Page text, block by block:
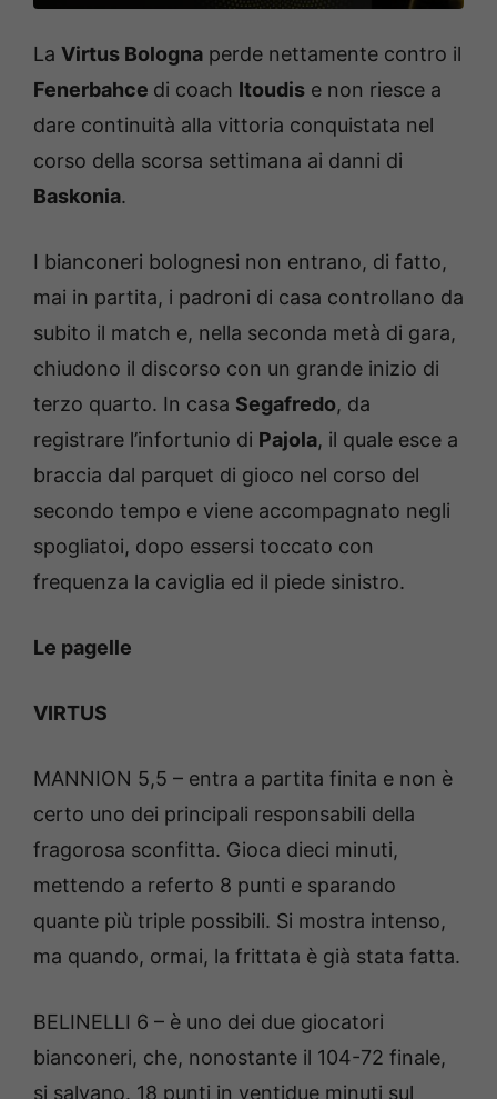
La Virtus Bologna perde nettamente contro il
Fenerbahce di coach Itoudis e non riesce a
dare continuità alla vittoria conquistata nel
corso della scorsa settimana ai danni di
Baskonia.
I bianconeri bolognesi non entrano, di fatto,
mai in partita, i padroni di casa controllano da
subito il match e, nella seconda metà di gara,
chiudono il discorso con un grande inizio di
terzo quarto. In casa Segafredo, da
registrare l’infortunio di Pajola, il quale esce a
braccia dal parquet di gioco nel corso del
secondo tempo e viene accompagnato negli
spogliatoi, dopo essersi toccato con
frequenza la caviglia ed il piede sinistro.
Le pagelle
VIRTUS
MANNION 5,5 – entra a partita finita e non è
certo uno dei principali responsabili della
fragorosa sconfitta. Gioca dieci minuti,
mettendo a referto 8 punti e sparando
quante più triple possibili. Si mostra intenso,
ma quando, ormai, la frittata è già stata fatta.
BELINELLI 6 – è uno dei due giocatori
bianconeri, che, nonostante il 104-72 finale,
si salvano. 18 punti in ventidue minuti sul